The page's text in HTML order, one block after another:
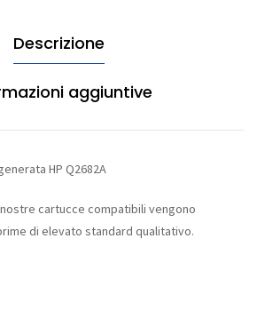
Descrizione
aggiuntive
HP Q2682A
cartucce compatibili vengono
di elevato standard qualitativo.